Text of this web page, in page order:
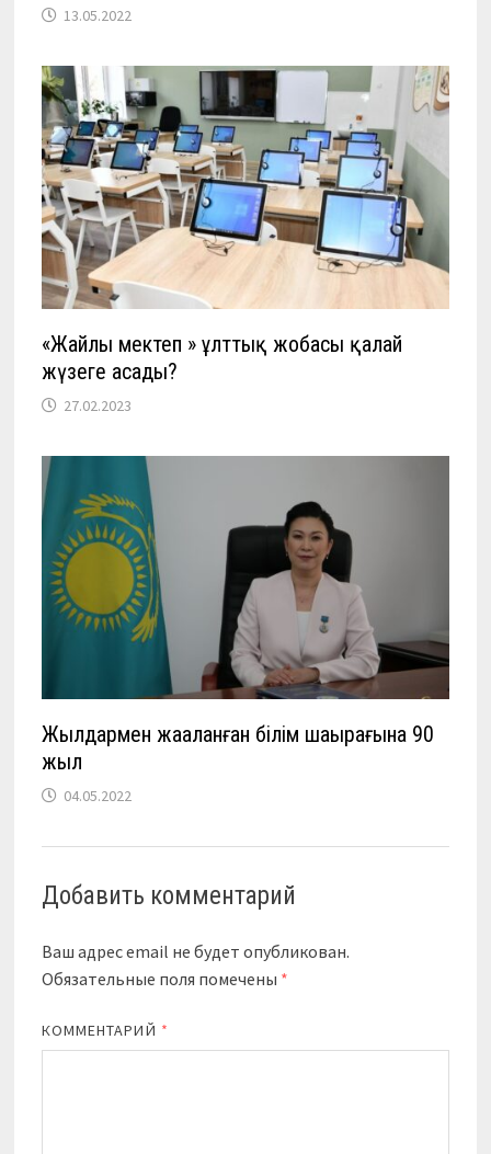
13.05.2022
«Жайлы мектеп » ұлттық жобасы қалай
жүзеге асады?
27.02.2023
Жылдармен жаңаланған білім шаңырағына 90
жыл
04.05.2022
Добавить комментарий
Ваш адрес email не будет опубликован.
Обязательные поля помечены *
КОММЕНТАРИЙ *